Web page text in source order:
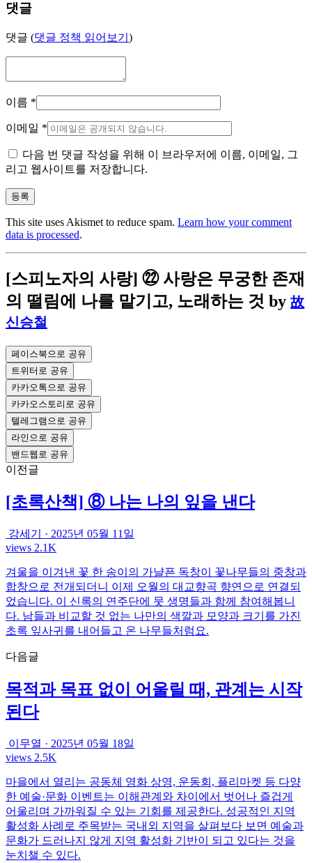
댓글
댓글 (댓글 정책 읽어보기 )
이름 *
이메일 *
다음 번 댓글 작성을 위해 이 브라우저에 이름, 이메일, 그
리고 웹사이트를 저장합니다.
This site uses Akismet to reduce spam. Learn how your comment
data is processed.
[스피노자의 사랑] ㉒ 사랑은 무궁한 존재
의 떨림에 나를 맡기고, 노래하는 것 by 故
신승철
페이스북으로 공유
트위터로 공유
카카오톡으로 공유
카카오스토리로 공유
텔레그램으로 공유
라인으로 공유
밴드웹로 공유
이전글
[초록산책] ⑧ 나는 나의 잎을 낸다
강세기 · 2025년 05월 11일
views 2.1K
겨울을 이겨낸 꽃 한 송이의 가냘픈 독창이 꽃나무들의 중창과
합창으로 전개되더니 이제 오월의 대교향곡 향연으로 연결되
었습니다. 이 신록의 연주단에 뭇 생명들과 함께 참여해봅니
다. 남들과 비교할 것 없는 나만의 색깔과 모양과 크기를 가진
초록 잎사귀를 내어들고 온 나무들처럼요.
다음글
목적과 목표 없이 어울릴 때, 관계는 시작
된다
이무열 · 2025년 05월 18일
views 2.5K
마을에서 열리는 공동체 영화 상영, 운동회, 플리마켓 등 다양
한 예술·문화 이벤트는 이해관계와 차이에서 벗어나 즐겁게
어울리며 가까워질 수 있는 기회를 제공한다. 성공적인 지역
활성화 사례로 주목받는 국내외 지역을 살펴보다 보면 예술과
문화가 드러나지 않게 지역 활성화 기반이 되고 있다는 것을
눈치챌 수 있다.